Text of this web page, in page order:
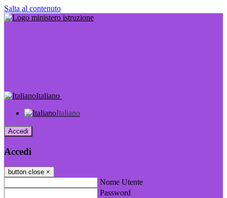
Salta al contenuto
Italiano
Italiano
Accedi
Accedi
button close ×
Nome Utente
Password